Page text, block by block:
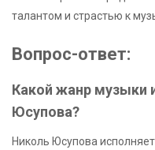
талантом и страстью к
Вопрос-ответ:
Какой жанр музыки
Юсупова?
Николь Юсупова